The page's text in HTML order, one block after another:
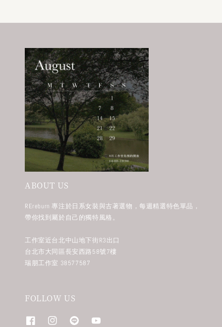
ABOUT US
REreburn 專注於日系女裝與古著選物，每週精選特色單品，
帶你找到屬於自己的獨特風格。
工作室近台北中山地下街R3出口
台北市大同區長安西路58號7樓
瑞朋工作室 38577587
FOLLOW US